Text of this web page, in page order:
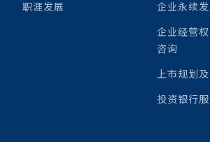
职涯发展
企业永续
企业经营
咨询
上市规划
投资银行